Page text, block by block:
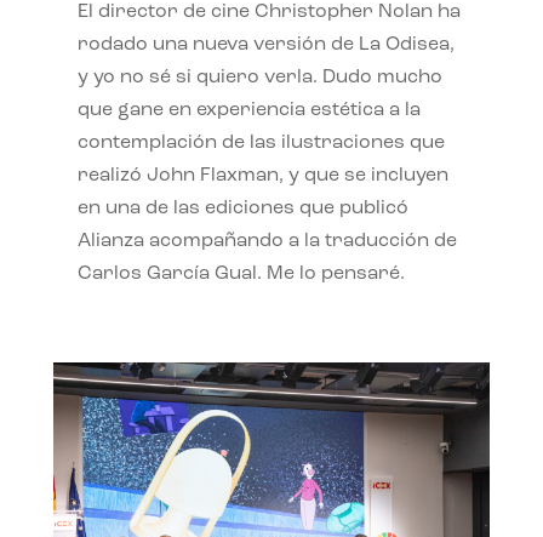
El director de cine Christopher Nolan ha
rodado una nueva versión de La Odisea,
y yo no sé si quiero verla. Dudo mucho
que gane en experiencia estética a la
contemplación de las ilustraciones que
realizó John Flaxman, y que se incluyen
en una de las ediciones que publicó
Alianza acompañando a la traducción de
Carlos García Gual. Me lo pensaré.